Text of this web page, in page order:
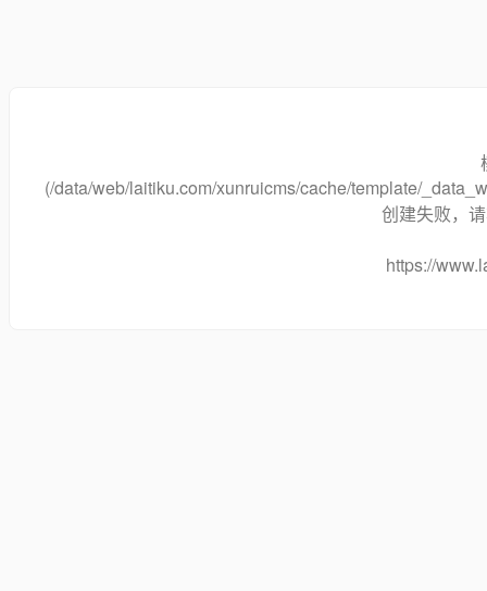
(/data/web/laitiku.com/xunruicms/cache/template/
创建失败，
https://